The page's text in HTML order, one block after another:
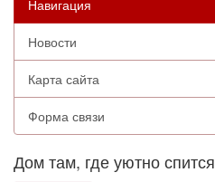
Навигация
Новости
Карта сайта
Форма связи
Дом там, где уютно спится